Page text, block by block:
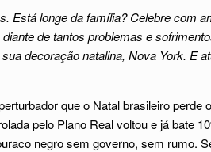
Está longe da família? Celebre com
de tantos problemas e
decoração natalina, Nova York. E
que o Natal brasileiro
pelo Plano Real voltou e já bate
negro sem governo, sem rumo.